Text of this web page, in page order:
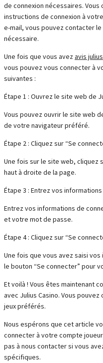
de connexion nécessaires. Vous
instructions de connexion à
e-mail, vous pouvez contacter
nécessaire.
Une fois que vous avezavis
vous pouvez vous connecter à
suivantes :
Étape 1 : Ouvrez le site web de
Vous pouvez ouvrir le site web
de votre navigateur préféré.
Étape 2 : Cliquez sur “Se
Une fois sur le site web, cliquez
haut à droite de la page.
Étape 3 : Entrez vos
Entrez vos informations de
et votre mot de passe.
Étape 4 : Cliquez sur “Se
Une fois que vous avez saisi
le bouton “Se connecter” pour
Et voilà ! Vous êtes maintenant
avec Julius Casino. Vous
jeux préférés.
Nous espérons que cet article
connecter à votre compte joueur
pas à nous contacter si vous
spécifiques.